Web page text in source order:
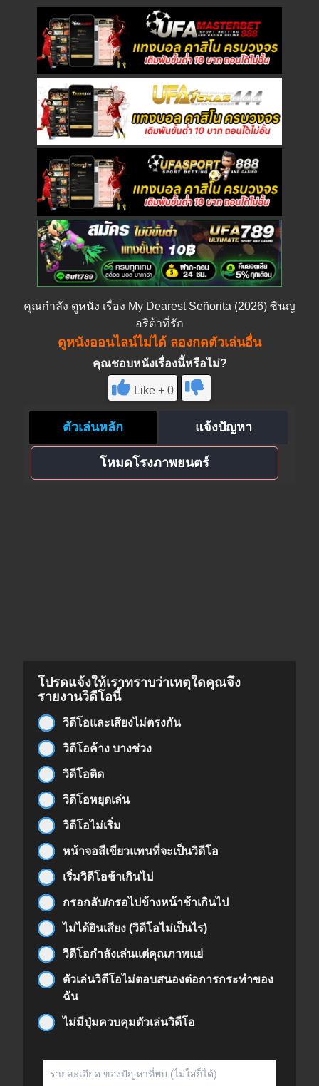
คุณกำลัง ดูหนัง เรื่อง My Dearest Señorita (2026) ซินญ
อริต้าที่รัก
ดูหนังออนไลน์ไม่ได้ ลองกดตัวเล่นอื่น
คุณชอบหนังเรื่องนี้หรือไม่?
Like + 0
ตัวเล่นหลัก แจ้งปัญหา
โหมดโรงภาพยนตร์
โปรดแจ้งให้เราทราบว่าเหตุใดคุณจึง
รายงานวิดีโอนี้
วิดีโอและเสียงไม่ตรงกัน
วิดีโอค้าง บางช่วง
วิดีโอติด
วิดีโอหยุดเล่น
วิดีโอไม่เริ่ม
หน้าจอสีเขียวแทนที่จะเป็นวิดีโอ
เริ่มวิดีโอช้าเกินไป
กรอกลับ/กรอไปข้างหน้าช้าเกินไป
ไม่ได้ยินเสียง (วิดีโอไม่เป็นไร)
วิดีโอกำลังเล่นแต่คุณภาพแย่
ตัวเล่นวิดีโอไม่ตอบสนองต่อการกระทำของ
ฉัน
ไม่มีปุ่มควบคุมตัวเล่นวิดีโอ